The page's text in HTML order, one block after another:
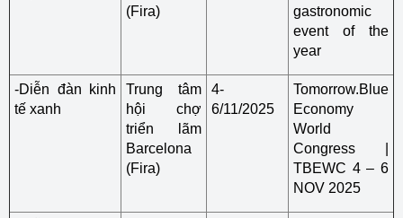
(Fira)
gastronomic
event of the
year
-Diễn đàn kinh
tế xanh
Trung tâm
hội chợ
triển lãm
Barcelona
(Fira)
4-
6/11/2025
Tomorrow.Blue
Economy
World
Congress |
TBEWC 4 – 6
NOV 2025